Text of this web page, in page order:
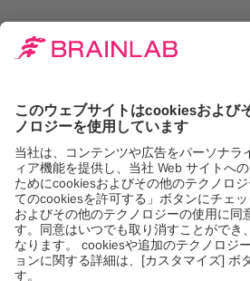
Google Maps
必要です
当社は Google Maps, を使用
クティビティに関するデータ
のあるコンテンツを埋め込みま
ンツを表示するには、詳細を
に同意してくださ